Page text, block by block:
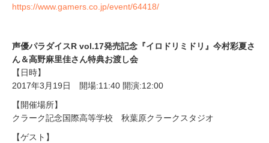
https://www.gamers.co.jp/event/64418/
声優パラダイスR vol.17発売記念『イロドリミドリ』今村彩夏さ
ん＆高野麻里佳さん特典お渡し会
【日時】
2017年3月19日 開場:11:40 開演:12:00
【開催場所】
クラーク記念国際高等学校 秋葉原クラークスタジオ
【ゲスト】